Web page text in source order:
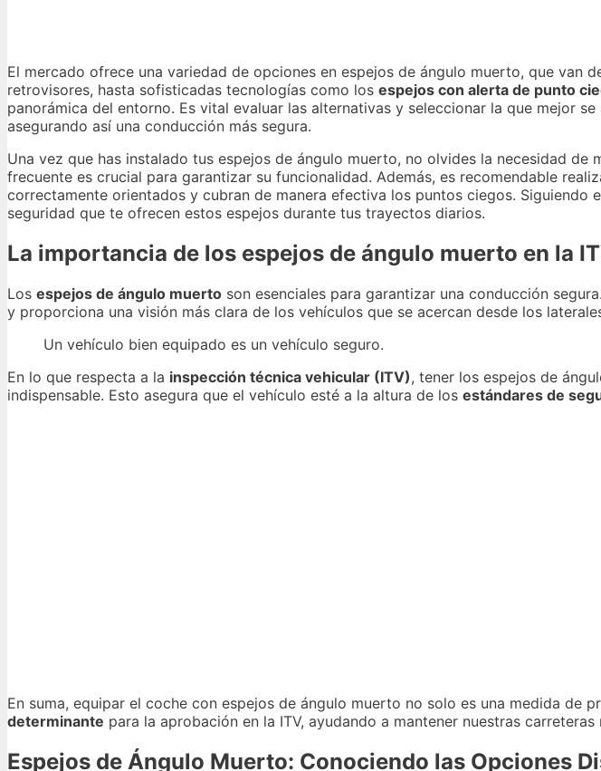
El mercado ofrece una variedad de opciones en espejos de ángulo muerto, que van
retrovisores, hasta sofisticadas tecnologías como los espejos con alerta de punto
panorámica del entorno. Es vital evaluar las alternativas y seleccionar la que mejor
asegurando así una conducción más segura.
Una vez que has instalado tus espejos de ángulo muerto, no olvides la necesidad de
frecuente es crucial para garantizar su funcionalidad. Además, es recomendable
correctamente orientados y cubran de manera efectiva los puntos ciegos. Siguiendo
seguridad que te ofrecen estos espejos durante tus trayectos diarios.
La importancia de los espejos de ángulo muerto en la
Los espejos de ángulo muerto son esenciales para garantizar una conducción
y proporciona una visión más clara de los vehículos que se acercan desde los
Un vehículo bien equipado es un vehículo seguro.
En lo que respecta a la inspección técnica vehicular (ITV), tener los espejos de
indispensable. Esto asegura que el vehículo esté a la altura de los estándares de
En suma, equipar el coche con espejos de ángulo muerto no solo es una medida de
determinante para la aprobación en la ITV, ayudando a mantener nuestras carreteras
Espejos de Ángulo Muerto: Conociendo las Opciones